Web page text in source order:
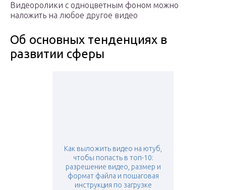
Видеоролики с одноцветным фоном можно
наложить на любое другое видео
Об основных тенденциях в
развитии сферы
Как выложить видео на ютуб,
чтобы попасть в топ-10:
разрешение видео, размер и
формат файла и пошаговая
инструкция по загрузке